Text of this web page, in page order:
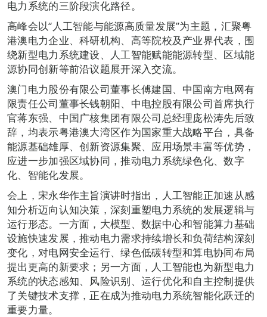
电力系统的三阶段演化路径。
高峰会以“人工智能与能源高质量发展”为主题，汇聚粤
港澳电力企业、科研机构、高等院校及产业界代表，围
绕新型电力系统建设、人工智能赋能能源转型、区域能
源协同创新等前沿议题展开深入交流。
澳门电力股份有限公司董事长傅建国、中国南方电网有
限责任公司董事长钱朝阳、中电控股有限公司首席执行
官蒋东强、中国广核集团有限公司总经理庞松涛先后致
辞，均表示粤港澳大湾区作为国家重大战略平台，具备
能源基础雄厚、创新资源集聚、应用场景丰富等优势，
应进一步加强区域协同，推动电力系统绿色化、数字
化、智能化发展。
会上，宋永华作主旨演讲时指出，人工智能正加速从感
知分析迈向认知决策，深刻重塑电力系统的发展逻辑与
运行形态。一方面，大模型、数据中心和智能算力基础
设施快速发展，推动电力需求持续增长和负荷结构深刻
变化，对电网安全运行、绿色低碳转型和算电协同布局
提出更高的新要求；另一方面，人工智能也为新型电力
系统的状态感知、风险识别、运行优化和自主控制提供
了关键技术支撑，正在成为推动电力系统智能化跃迁的
重要力量。